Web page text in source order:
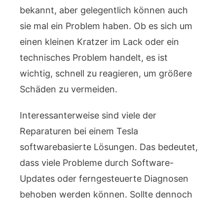
bekannt, aber gelegentlich können auch
sie mal ein Problem haben. Ob es sich um
einen kleinen Kratzer im Lack oder ein
technisches Problem handelt, es ist
wichtig, schnell zu reagieren, um größere
Schäden zu vermeiden.
Interessanterweise sind viele der
Reparaturen bei einem Tesla
softwarebasierte Lösungen. Das bedeutet,
dass viele Probleme durch Software-
Updates oder ferngesteuerte Diagnosen
behoben werden können. Sollte dennoch